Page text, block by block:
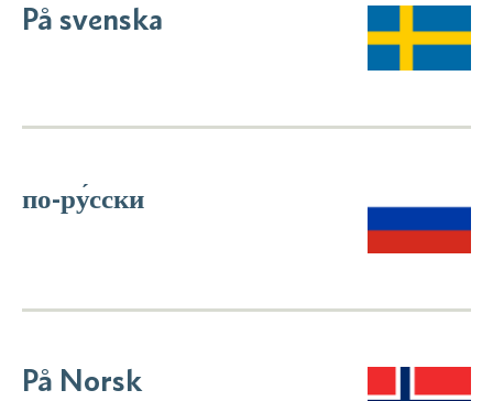
På svenska
по-ру́сски
På Norsk